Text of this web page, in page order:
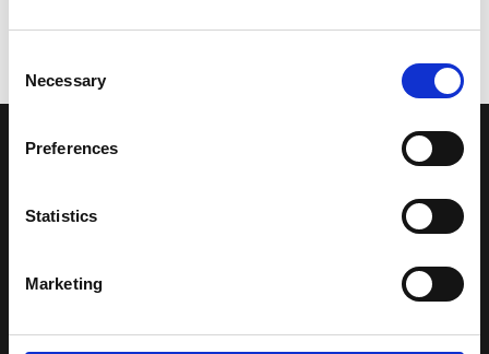
Selection
Necessary
Preferences
Statistics
Marketing
LA NOSTRA MISSION
Una comunità di appassionati della cultura tibetana che hanno
Una regione affascinante, densa di spiritualità che con i suoi
paesaggi e la sua gente è capace di riempire il cuore.